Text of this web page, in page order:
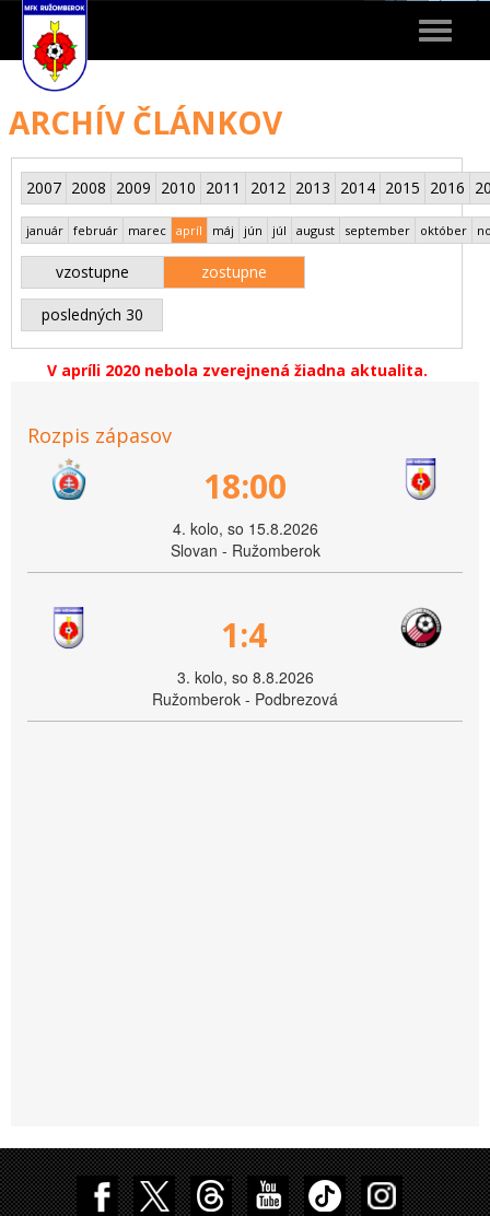
Toggle
ARCHÍV ČLÁNKOV
2007 2008 2009 2010 2011 2012 2013 2014 2015 2016
január február marec apríl máj jún júl august september október
vzostupne zostupne
posledných 30
V apríli 2020 nebola zverejnená žiadna aktualita.
Rozpis zápasov
18:00
4. kolo, so 15.8.2026
Slovan - Ružomberok
1:4
3. kolo, so 8.8.2026
Ružomberok - Podbrezová